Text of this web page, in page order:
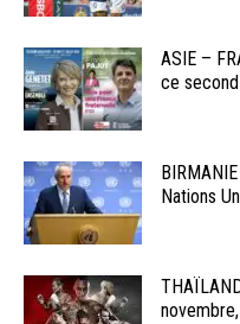
ASIE –
ce second
Nations
novembre,